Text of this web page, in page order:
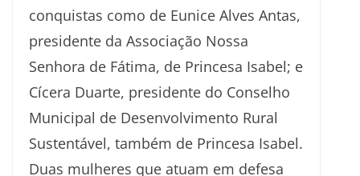
conquistas como de Eunice Alves Antas,
presidente da Associação Nossa
Senhora de Fátima, de Princesa Isabel; e
Cícera Duarte, presidente do Conselho
Municipal de Desenvolvimento Rural
Sustentável, também de Princesa Isabel.
Duas mulheres que atuam em defesa